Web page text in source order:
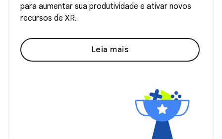
para aumentar sua produtividade e ativar novos
recursos de XR.
Leia mais